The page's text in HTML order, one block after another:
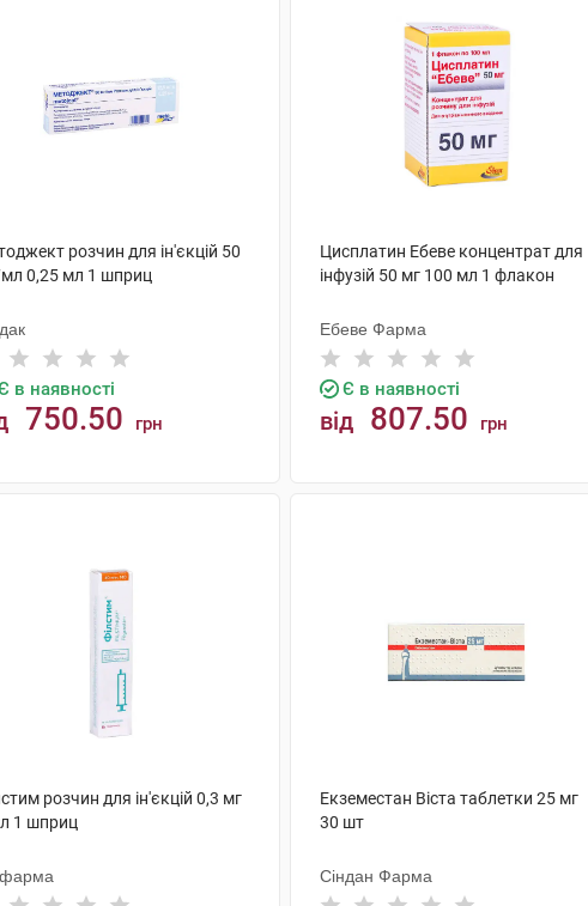
розчин для ін'єкцій 50
0,25 мл 1 шприц
в наявності
750.50 грн
Цисплатин Ебеве концентрат для
інфузій 50 мг 100 мл 1 флакон
Ебеве Фарма
Є в наявності
від 807.50 грн
розчин для ін'єкцій 0,3 мг
1 шприц
Екземестан Віста таблетки 25 мг
30 шт
Сіндан Фарма